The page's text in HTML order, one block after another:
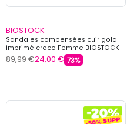
BIOSTOCK
Sandales compensées cuir gold
imprimé croco Femme BIOSTOCK
89,99 €24,00 € 73%